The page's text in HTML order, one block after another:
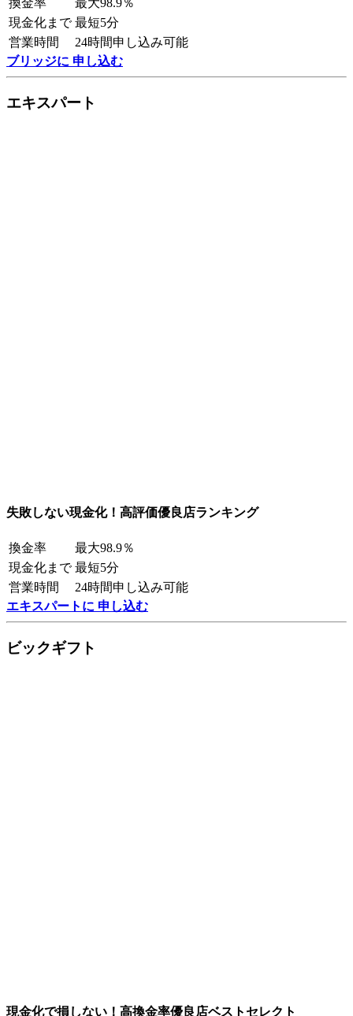
換金率
最大98.9％
現金化まで 最短5分
営業時間
24時間申し込み可能
ブリッジに 申し込む
エキスパート
失敗しない現金化！高評価優良店ランキング
換金率
最大98.9％
現金化まで 最短5分
営業時間
24時間申し込み可能
エキスパートに 申し込む
ビックギフト
現金化で損しない！高換金率優良店ベストセレクト